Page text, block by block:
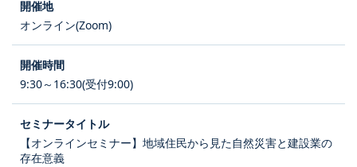
オンライン(Zoom)
9:30～16:30(受付9:00)
【オンラインセミナー】地域住民から見た自然災害と建設業の
存在意義